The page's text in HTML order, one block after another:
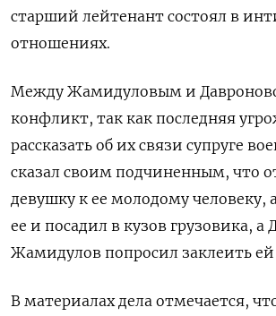
старший лейтенант состоял в
отношениях.
Между Жамидуловым и
конфликт, так как последняя
рассказать об их связи супруге
сказал своим подчиненным, что
девушку к ее молодому человеку,
ее и посадил в кузов грузовика,
Жамидулов попросил заклеить ей
В материалах дела отмечается,